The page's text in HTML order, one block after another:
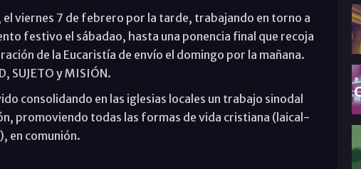
el viernes 7 de febrero por la tarde, trabajando en torno a
festivo el sábadao, hasta una ponencia final que recoja
de la Eucaristía de envío el domingo por la mañana.
SUJETO y MISIÓN.
consolidando en las iglesias locales un trabajo sinodal
promoviendo todas las formas de vida cristiana (laical-
en comunión.